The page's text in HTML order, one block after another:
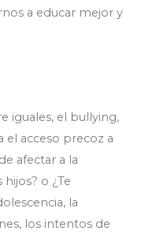
a educar mejor y
iguales, el bullying,
el acceso precoz a
afectar a la
o ¿Te
la
los intentos de